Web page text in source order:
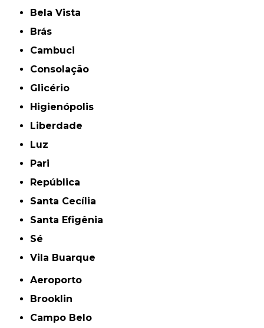
Bela Vista
Brás
Cambuci
Consolação
Glicério
Higienópolis
Liberdade
Luz
Pari
República
Santa Cecília
Santa Efigênia
Sé
Vila Buarque
Aeroporto
Brooklin
Campo Belo